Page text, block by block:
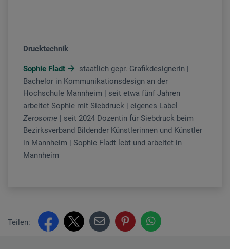
Drucktechnik
Sophie Fladt
staatlich gepr. Grafikdesignerin |
Bachelor in Kommunikationsdesign an der
Hochschule Mannheim | seit etwa fünf Jahren
arbeitet Sophie mit Siebdruck | eigenes Label
Zerosome | seit 2024 Dozentin für Siebdruck beim
Bezirksverband Bildender Künstlerinnen und Künstler
in Mannheim | Sophie Fladt lebt und arbeitet in
Mannheim
Teilen: